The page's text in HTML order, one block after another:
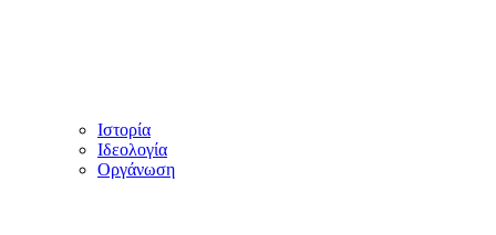
Ιστορία
Ιδεολογία
Οργάνωση